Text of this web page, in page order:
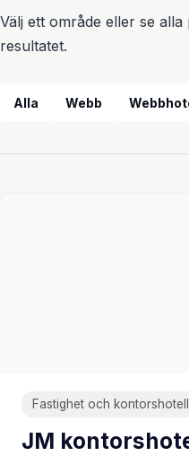
Välj ett område eller se
resultatet.
Alla Webb
Fastighet och kontorshotell
JM